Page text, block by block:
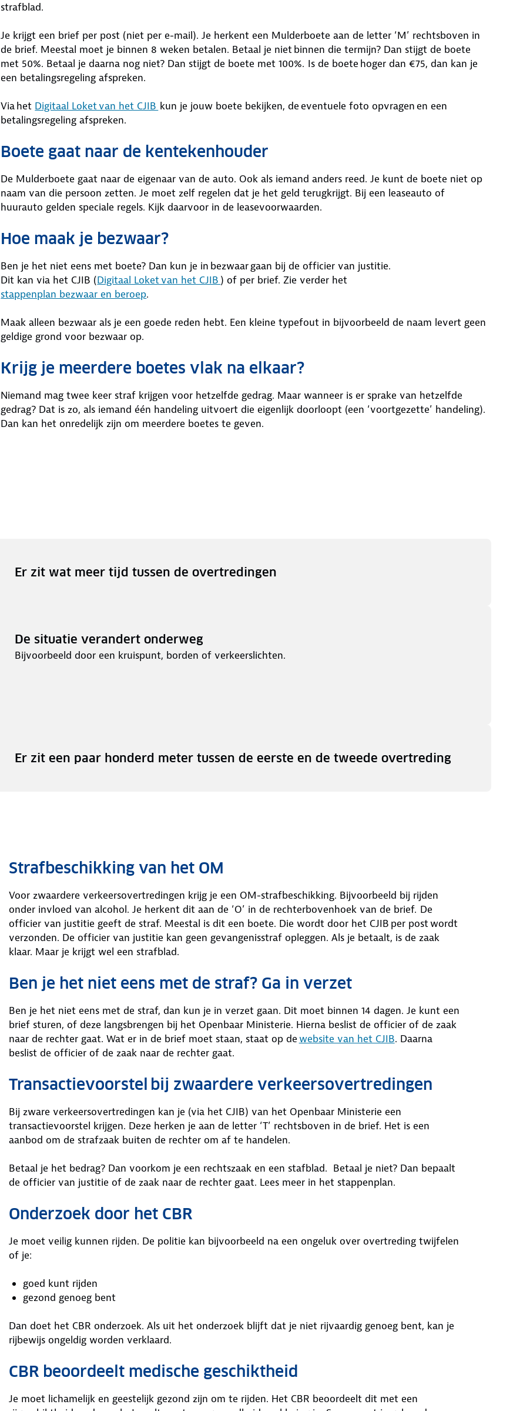
strafblad.
Je krijgt een brief per post (niet per e-mail). Je herkent een Mulderboete aan de letter ‘M’ rechtsboven in
de brief. Meestal moet je binnen 8 weken betalen. Betaal je niet binnen die termijn? Dan stijgt de boete
met 50%. Betaal je daarna nog niet? Dan stijgt de boete met 100%. Is de boete hoger dan €75, dan kan je
een betalingsregeling afspreken.
Via het Digitaal Loket van het CJIB kun je jouw boete bekijken, de eventuele foto opvragen en een
betalingsregeling afspreken.
Boete gaat naar de kentekenhouder
De Mulderboete gaat naar de eigenaar van de auto. Ook als iemand anders reed. Je kunt de boete niet op
naam van die persoon zetten. Je moet zelf regelen dat je het geld terugkrijgt. Bij een leaseauto of
huurauto gelden speciale regels. Kijk daarvoor in de leasevoorwaarden.
Hoe maak je bezwaar?
Ben je het niet eens met boete? Dan kun je in bezwaar gaan bij de officier van justitie.
Dit kan via het CJIB (Digitaal Loket van het CJIB ) of per brief. Zie verder het
stappenplan bezwaar en beroep.
Maak alleen bezwaar als je een goede reden hebt. Een kleine typefout in bijvoorbeeld de naam levert geen
geldige grond voor bezwaar op.
Krijg je meerdere boetes vlak na elkaar?
Niemand mag twee keer straf krijgen voor hetzelfde gedrag. Maar wanneer is er sprake van hetzelfde
gedrag? Dat is zo, als iemand één handeling uitvoert die eigenlijk doorloopt (een ‘voortgezette’ handeling).
Dan kan het onredelijk zijn om meerdere boetes te geven.
Er zit wat meer tijd tussen de overtredingen
De situatie verandert onderweg
Bijvoorbeeld door een kruispunt, borden of verkeerslichten.
Er zit een paar honderd meter tussen de eerste en de tweede overtreding
Strafbeschikking van het OM
Voor zwaardere verkeersovertredingen krijg je een OM-strafbeschikking. Bijvoorbeeld bij rijden
onder invloed van alcohol. Je herkent dit aan de ‘O’ in de rechterbovenhoek van de brief. De
officier van justitie geeft de straf. Meestal is dit een boete. Die wordt door het CJIB per post wordt
verzonden. De officier van justitie kan geen gevangenisstraf opleggen. Als je betaalt, is de zaak
klaar. Maar je krijgt wel een strafblad.
Ben je het niet eens met de straf? Ga in verzet
Ben je het niet eens met de straf, dan kun je in verzet gaan. Dit moet binnen 14 dagen. Je kunt een
brief sturen, of deze langsbrengen bij het Openbaar Ministerie. Hierna beslist de officier of de zaak
naar de rechter gaat. Wat er in de brief moet staan, staat op dewebsite van het CJIB. Daarna
beslist de officier of de zaak naar de rechter gaat.
Transactievoorstel bij zwaardere verkeersovertredingen
Bij zware verkeersovertredingen kan je (via het CJIB) van het Openbaar Ministerie een
transactievoorstel krijgen. Deze herken je aan de letter ‘T’ rechtsboven in de brief. Het is een
aanbod om de strafzaak buiten de rechter om af te handelen.
Betaal je het bedrag? Dan voorkom je een rechtszaak en een stafblad. Betaal je niet? Dan bepaalt
de officier van justitie of de zaak naar de rechter gaat. Lees meer in het stappenplan.
Onderzoek door het CBR
Je moet veilig kunnen rijden. De politie kan bijvoorbeeld na een ongeluk over overtreding twijfelen
of je:
goed kunt rijden
gezond genoeg bent
Dan doet het CBR onderzoek. Als uit het onderzoek blijft dat je niet rijvaardig genoeg bent, kan je
rijbewijs ongeldig worden verklaard.
CBR beoordeelt medische geschiktheid
Je moet lichamelijk en geestelijk gezond zijn om te rijden. Het CBR beoordeelt dit met een